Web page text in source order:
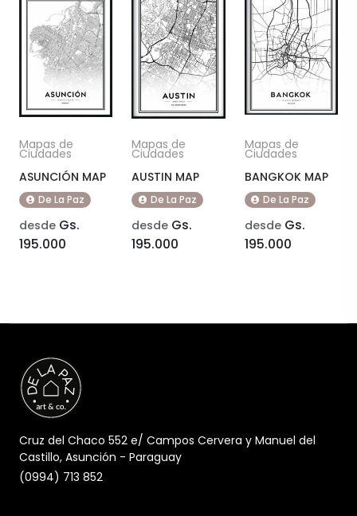
Mapas de
Ciudades
ASUNCIÓN MAP
De La Paz
desde Gs.
195.000
Mapas de
Ciudades
AUSTIN MAP
De La Paz
desde Gs.
195.000
Mapas de
Ciudades
BANGKOK MAP
De La Paz
desdeGs.
195.000
Cruz del Chaco 552 e/ Campos Cervera y Manuel del
Castillo, Asunción - Paraguay
(0994) 713 852